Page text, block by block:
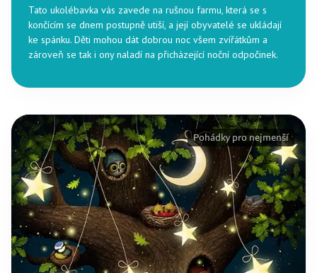
Tato ukolébavka vás zavede na rušnou farmu, která se s
končícím se dnem postupně utiší, a její obyvatelé se ukládají
ke spánku. Děti mohou dát dobrou noc všem zvířátkům a
zároveň se tak i ony naladí na přicházející noční odpočinek.
Pohádky pro nejmenší